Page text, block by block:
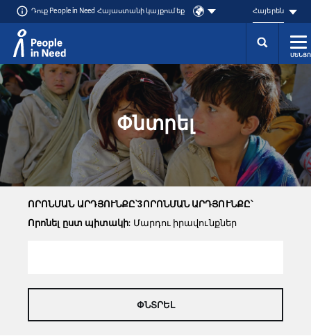
Přeskočit na obsah
Դուք People in Need Հայաստանի կայքում եք Հայերեն
Փնտրել
ՈՐՈՆՄԱՆ ԱՐԴՅՈՒՆՔԸ՝3ՈՐՈՆՄԱՆ ԱՐԴՅՈՒՆՔԸ՝
Որոնել ըստ պիտակի: Մարդու իրավունքներ